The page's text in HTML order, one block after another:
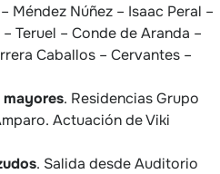
Méndez Núñez – Isaac Peral –
Teruel – Conde de Aranda –
Caballos – Cervantes –
. Residencias Grupo
Actuación de Viki
. Salida desde Auditorio